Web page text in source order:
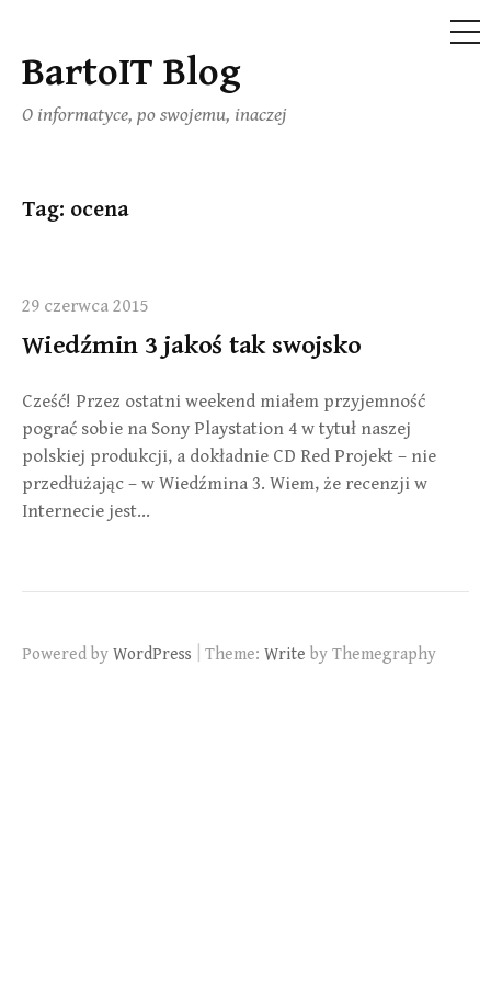
Skip
content
BartoIT Blog
O informatyce, po swojemu, inaczej
Tag: ocena
29 czerwca 2015
Wiedźmin 3 jakoś tak swojsko
Cześć! Przez ostatni weekend miałem przyjemność
pograć sobie na Sony Playstation 4 w tytuł naszej
polskiej produkcji, a dokładnie CD Red Projekt – nie
przedłużając – w Wiedźmina 3. Wiem, że recenzji w
Internecie jest…
Powered by WordPress Theme: Write by Themegraphy